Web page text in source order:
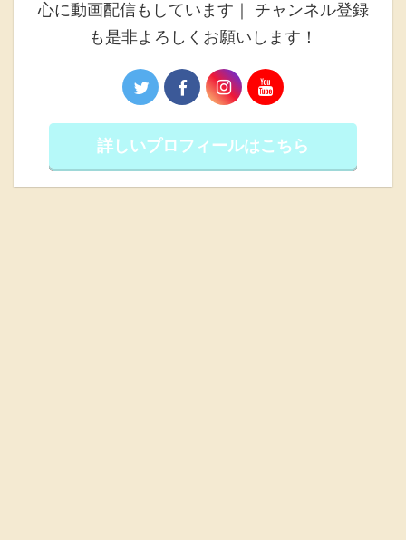
心に動画配信もしています｜ チャンネル登録
も是非よろしくお願いします！
詳しいプロフィールはこちら